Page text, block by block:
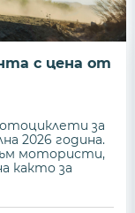
с цена от
за
2026 година.
мотористи,
както за